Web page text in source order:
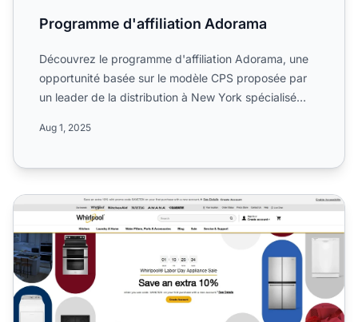
Programme d'affiliation Adorama
Découvrez le programme d'affiliation Adorama, une
opportunité basée sur le modèle CPS proposée par
un leader de la distribution à New York spécialisé
Aug 1, 2025
Programme d'affiliation Whirlpool